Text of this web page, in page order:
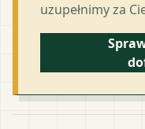
uzupełnimy za